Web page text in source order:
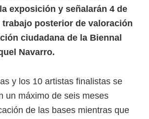
exposición y señalarán 4 de
trabajo posterior de valoración
ciudadana de la Biennal
Navarro.
y los 10 artistas finalistas se
un máximo de seis meses
de las bases mientras que